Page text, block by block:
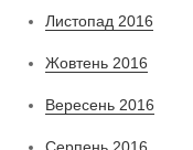
Листопад 2016
Жовтень 2016
Вересень 2016